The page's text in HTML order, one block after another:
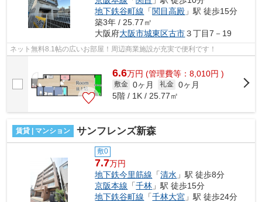
地下鉄谷町線 「関目高殿 」駅 徒歩15分
築3年 / 25.77㎡
大阪府大阪市城東区古市３丁目7－19
ネット無料8.1帖の広いお部屋！周辺商業施設が充実で便利です！
6.6万円 (管理費等：8,010円 )
敷金 0ヶ月 礼金 0ヶ月
5階 / 1K / 25.77㎡
賃貸 | マンション サンフレンズ新森
敷0
7.7万円
地下鉄今里筋線 「清水 」駅 徒歩8分
京阪本線 「千林 」駅 徒歩15分
地下鉄谷町線 「千林大宮 」駅 徒歩24分